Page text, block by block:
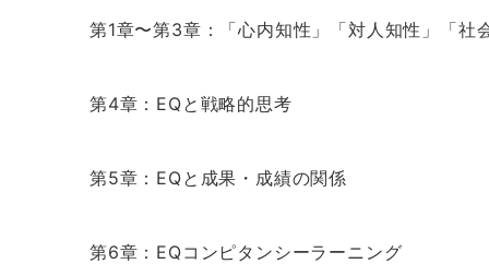
第1章〜第3章：「心内知性」「対人知性」「社
第4章：EQと戦略的思考
第5章：EQと成果・成績の関係
第6章：EQコンピタンシーラーニング